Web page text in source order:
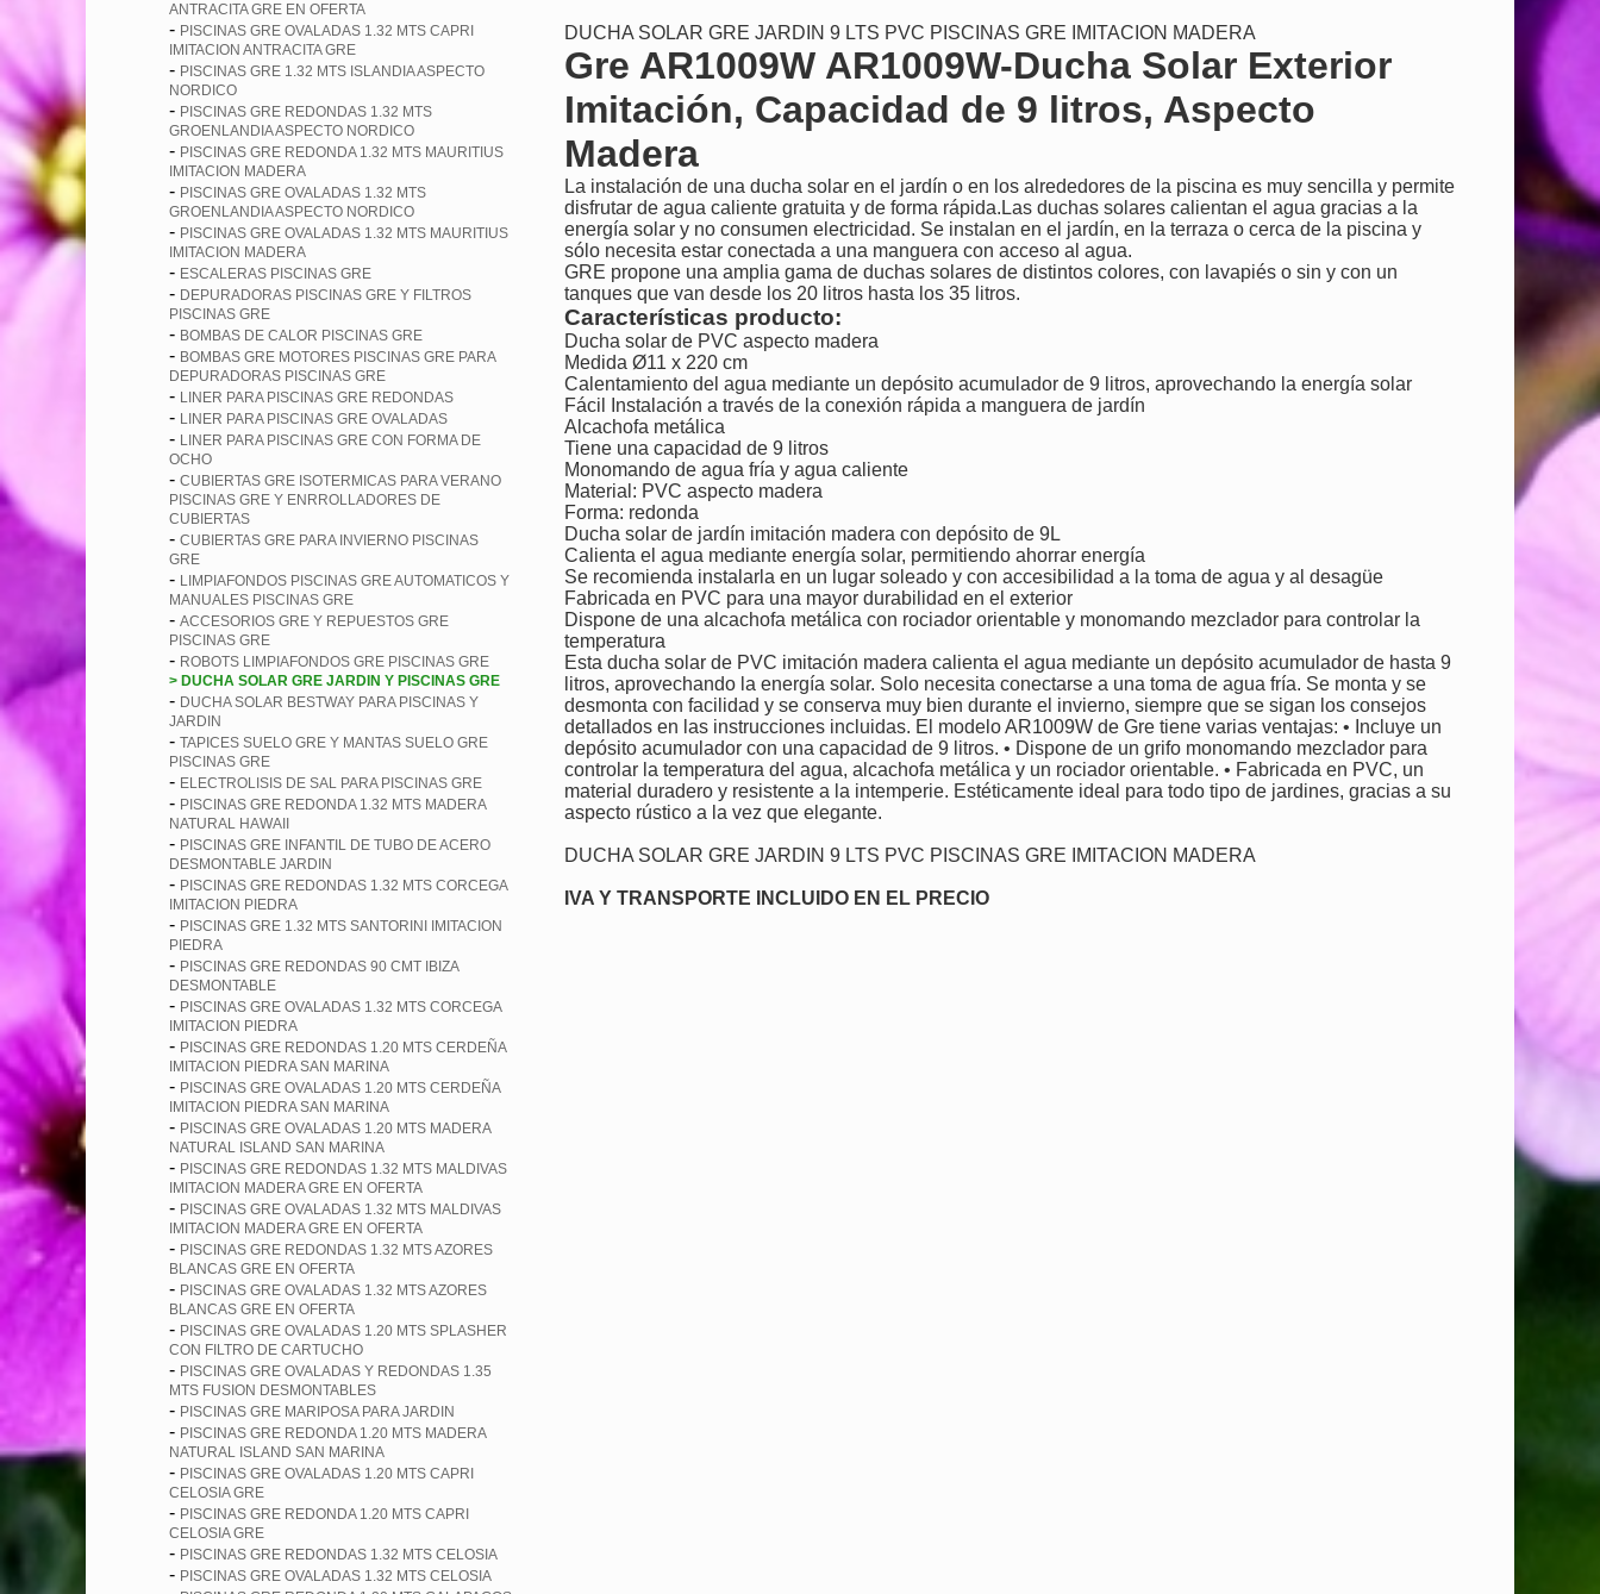
ANTRACITA GRE EN OFERTA
- PISCINAS GRE OVALADAS 1.32 MTS CAPRI
IMITACION ANTRACITA GRE
- PISCINAS GRE 1.32 MTS ISLANDIA ASPECTO
NORDICO
- PISCINAS GRE REDONDAS 1.32 MTS
GROENLANDIA ASPECTO NORDICO
- PISCINAS GRE REDONDA 1.32 MTS MAURITIUS
IMITACION MADERA
- PISCINAS GRE OVALADAS 1.32 MTS
GROENLANDIA ASPECTO NORDICO
- PISCINAS GRE OVALADAS 1.32 MTS MAURITIUS
IMITACION MADERA
- ESCALERAS PISCINAS GRE
- DEPURADORAS PISCINAS GRE Y FILTROS
PISCINAS GRE
- BOMBAS DE CALOR PISCINAS GRE
- BOMBAS GRE MOTORES PISCINAS GRE PARA
DEPURADORAS PISCINAS GRE
- LINER PARA PISCINAS GRE REDONDAS
- LINER PARA PISCINAS GRE OVALADAS
- LINER PARA PISCINAS GRE CON FORMA DE
OCHO
- CUBIERTAS GRE ISOTERMICAS PARA VERANO
PISCINAS GRE Y ENRROLLADORES DE
CUBIERTAS
- CUBIERTAS GRE PARA INVIERNO PISCINAS
GRE
- LIMPIAFONDOS PISCINAS GRE AUTOMATICOS Y
MANUALES PISCINAS GRE
- ACCESORIOS GRE Y REPUESTOS GRE
PISCINAS GRE
- ROBOTS LIMPIAFONDOS GRE PISCINAS GRE
> DUCHA SOLAR GRE JARDIN Y PISCINAS GRE
- DUCHA SOLAR BESTWAY PARA PISCINAS Y
JARDIN
- TAPICES SUELO GRE Y MANTAS SUELO GRE
PISCINAS GRE
- ELECTROLISIS DE SAL PARA PISCINAS GRE
- PISCINAS GRE REDONDA 1.32 MTS MADERA
NATURAL HAWAII
- PISCINAS GRE INFANTIL DE TUBO DE ACERO
DESMONTABLE JARDIN
- PISCINAS GRE REDONDAS 1.32 MTS CORCEGA
IMITACION PIEDRA
- PISCINAS GRE 1.32 MTS SANTORINI IMITACION
PIEDRA
- PISCINAS GRE REDONDAS 90 CMT IBIZA
DESMONTABLE
- PISCINAS GRE OVALADAS 1.32 MTS CORCEGA
IMITACION PIEDRA
- PISCINAS GRE REDONDAS 1.20 MTS CERDEÑA
IMITACION PIEDRA SAN MARINA
- PISCINAS GRE OVALADAS 1.20 MTS CERDEÑA
IMITACION PIEDRA SAN MARINA
- PISCINAS GRE OVALADAS 1.20 MTS MADERA
NATURAL ISLAND SAN MARINA
- PISCINAS GRE REDONDAS 1.32 MTS MALDIVAS
IMITACION MADERA GRE EN OFERTA
- PISCINAS GRE OVALADAS 1.32 MTS MALDIVAS
IMITACION MADERA GRE EN OFERTA
- PISCINAS GRE REDONDAS 1.32 MTS AZORES
BLANCAS GRE EN OFERTA
- PISCINAS GRE OVALADAS 1.32 MTS AZORES
BLANCAS GRE EN OFERTA
- PISCINAS GRE OVALADAS 1.20 MTS SPLASHER
CON FILTRO DE CARTUCHO
- PISCINAS GRE OVALADAS Y REDONDAS 1.35
MTS FUSION DESMONTABLES
- PISCINAS GRE MARIPOSA PARA JARDIN
- PISCINAS GRE REDONDA 1.20 MTS MADERA
NATURAL ISLAND SAN MARINA
- PISCINAS GRE OVALADAS 1.20 MTS CAPRI
CELOSIA GRE
- PISCINAS GRE REDONDA 1.20 MTS CAPRI
CELOSIA GRE
- PISCINAS GRE REDONDAS 1.32 MTS CELOSIA
- PISCINAS GRE OVALADAS 1.32 MTS CELOSIA
DUCHA SOLAR GRE JARDIN 9 LTS PVC PISCINAS GRE IMITACION MADERA
Gre AR1009W AR1009W-Ducha Solar Exterior
Imitación, Capacidad de 9 litros, Aspecto
Madera
La instalación de una ducha solar en el jardín o en los alrededores de la piscina es muy sencilla y permite
disfrutar de agua caliente gratuita y de forma rápida.Las duchas solares calientan el agua gracias a la
energía solar y no consumen electricidad. Se instalan en el jardín, en la terraza o cerca de la piscina y
sólo necesita estar conectada a una manguera con acceso al agua.
GRE propone una amplia gama de duchas solares de distintos colores, con lavapiés o sin y con un
tanques que van desde los 20 litros hasta los 35 litros.
Características producto:
Ducha solar de PVC aspecto madera
Medida Ø11 x 220 cm
Calentamiento del agua mediante un depósito acumulador de 9 litros, aprovechando la energía solar
Fácil Instalación a través de la conexión rápida a manguera de jardín
Alcachofa metálica
Tiene una capacidad de 9 litros
Monomando de agua fría y agua caliente
Material: PVC aspecto madera
Forma: redonda
Ducha solar de jardín imitación madera con depósito de 9L
Calienta el agua mediante energía solar, permitiendo ahorrar energía
Se recomienda instalarla en un lugar soleado y con accesibilidad a la toma de agua y al desagüe
Fabricada en PVC para una mayor durabilidad en el exterior
Dispone de una alcachofa metálica con rociador orientable y monomando mezclador para controlar la
temperatura
Esta ducha solar de PVC imitación madera calienta el agua mediante un depósito acumulador de hasta 9
litros, aprovechando la energía solar. Solo necesita conectarse a una toma de agua fría. Se monta y se
desmonta con facilidad y se conserva muy bien durante el invierno, siempre que se sigan los consejos
detallados en las instrucciones incluidas. El modelo AR1009W de Gre tiene varias ventajas: • Incluye un
depósito acumulador con una capacidad de 9 litros. • Dispone de un grifo monomando mezclador para
controlar la temperatura del agua, alcachofa metálica y un rociador orientable. • Fabricada en PVC, un
material duradero y resistente a la intemperie. Estéticamente ideal para todo tipo de jardines, gracias a su
aspecto rústico a la vez que elegante.
DUCHA SOLAR GRE JARDIN 9 LTS PVC PISCINAS GRE IMITACION MADERA
IVA Y TRANSPORTE INCLUIDO EN EL PRECIO